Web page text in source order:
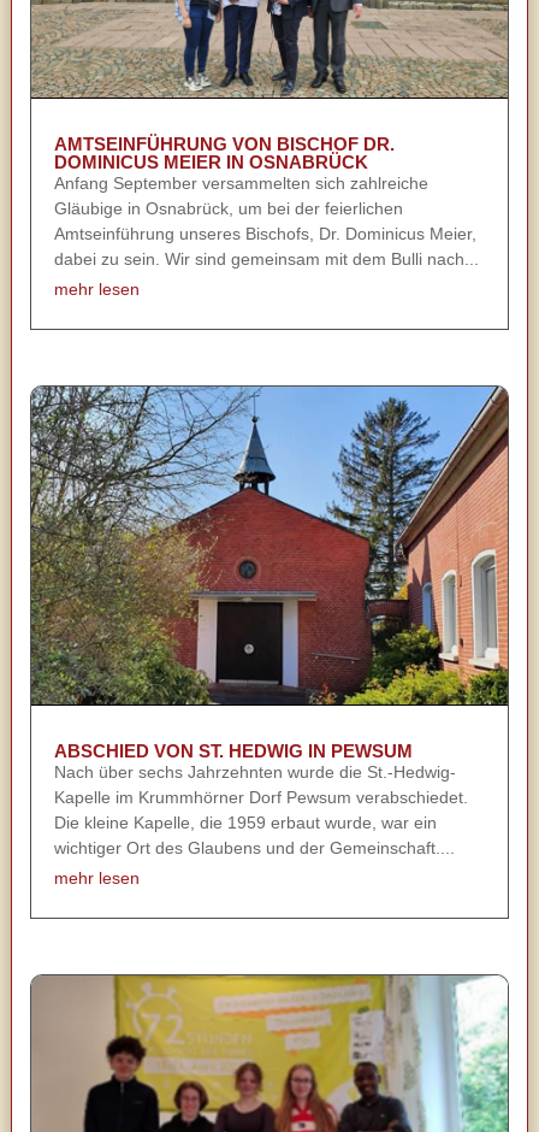
AMTSEINFÜHRUNG VON BISCHOF DR.
DOMINICUS MEIER IN OSNABRÜCK
Anfang September versammelten sich zahlreiche
Gläubige in Osnabrück, um bei der feierlichen
Amtseinführung unseres Bischofs, Dr. Dominicus Meier,
dabei zu sein. Wir sind gemeinsam mit dem Bulli nach...
mehr lesen
ABSCHIED VON ST. HEDWIG IN PEWSUM
Nach über sechs Jahrzehnten wurde die St.-Hedwig-
Kapelle im Krummhörner Dorf Pewsum verabschiedet.
Die kleine Kapelle, die 1959 erbaut wurde, war ein
wichtiger Ort des Glaubens und der Gemeinschaft....
mehr lesen